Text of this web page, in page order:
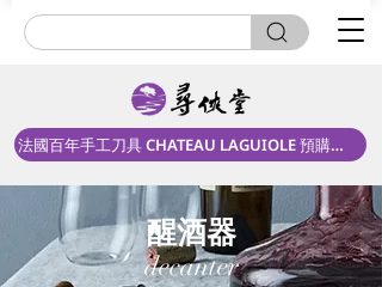
法國百年手工刀具 CHATEAU LAGUIOLE 預購中！
醒酒器
decanter